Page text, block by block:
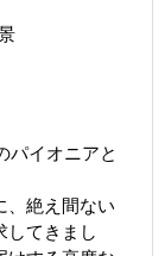
パイオニアと
、絶え間ない
してきまし